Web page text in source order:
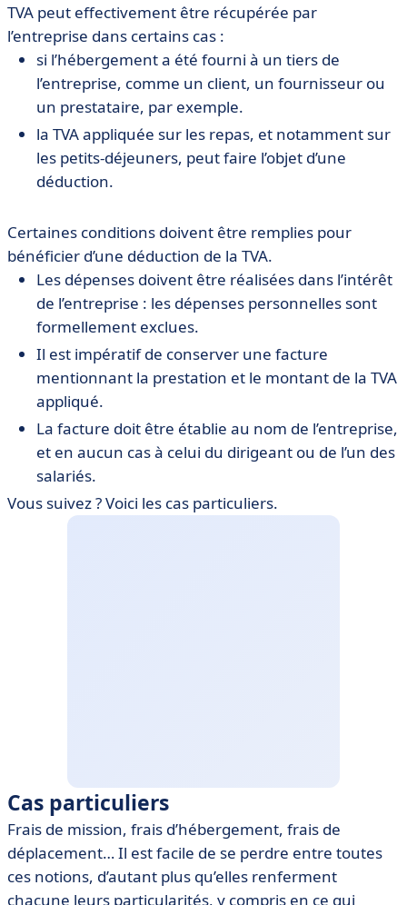
TVA peut effectivement être récupérée par
l’entreprise dans certains cas :
si l’hébergement a été fourni à un tiers de
l’entreprise, comme un client, un fournisseur ou
un prestataire, par exemple.
la TVA appliquée sur les repas, et notamment sur
les petits-déjeuners, peut faire l’objet d’une
déduction.
Certaines conditions doivent être remplies pour
bénéficier d’une déduction de la TVA.
Les dépenses doivent être réalisées dans l’intérêt
de l’entreprise : les dépenses personnelles sont
formellement exclues.
Il est impératif de conserver une facture
mentionnant la prestation et le montant de la TVA
appliqué.
La facture doit être établie au nom de l’entreprise,
et en aucun cas à celui du dirigeant ou de l’un des
salariés.
Vous suivez ? Voici les cas particuliers.
Cas particuliers
Frais de mission, frais d’hébergement, frais de
déplacement… Il est facile de se perdre entre toutes
ces notions, d’autant plus qu’elles renferment
chacune leurs particularités, y compris en ce qui